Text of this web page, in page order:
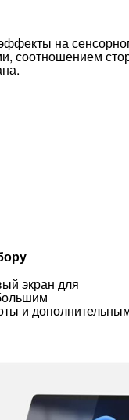
на
соотношением
экран для
и